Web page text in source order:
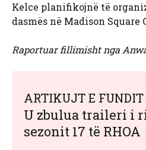
Kelce planifikojnë të
dasmës në Madison Square
Raportuar fillimisht nga
ARTIKUJT E FUNDIT
U zbulua traileri i
sezonit 17 të RHOA